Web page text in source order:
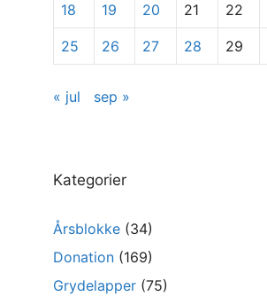
18 19 20 21 22
25 26 27 28 29
« jul sep »
Kategorier
Årsblokke (34)
Donation (169)
Grydelapper (75)